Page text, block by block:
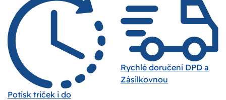
Potisk triček i do
Rychlé doručení DPD a
Zásilkovnou